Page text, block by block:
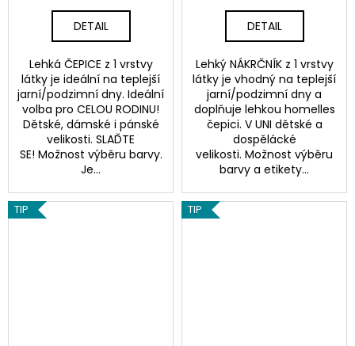
DETAIL
Lehká ČEPICE z 1 vrstvy
látky je ideální na teplejší
jarní/podzimní dny. Ideální
volba pro CELOU RODINU!
Dětské, dámské i pánské
velikosti. SLAĎTE
SE! Možnost výběru barvy.
Je...
DETAIL
Lehký NÁKRČNÍK z 1 vrstvy
látky je vhodný na teplejší
jarní/podzimní dny a
doplňuje lehkou homelles
čepici. V UNI dětské a
dospělácké
velikosti. Možnost výběru
barvy a etikety...
TIP TIP